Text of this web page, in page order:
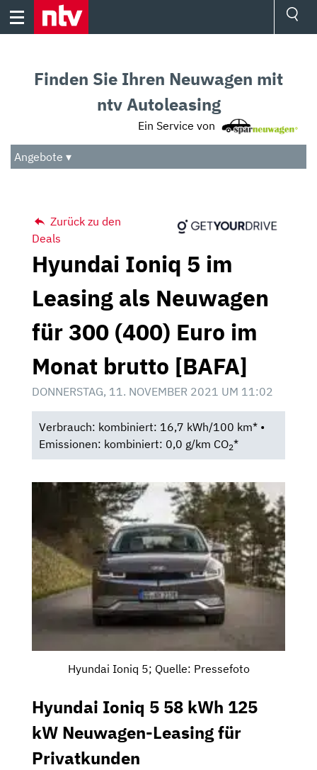
Skip
Audio
Das Beste
Finden Sie Ihren Neuwagen mit
ntv Autoleasing
Ein Service von
Angebote ▾
Zurück zu den
Deals
Hyundai Ioniq 5 im
Leasing als Neuwagen
für 300 (400) Euro im
Monat brutto [BAFA]
DONNERSTAG, 11. NOVEMBER 2021 UM 11:02
Verbrauch: kombiniert: 16,7 kWh/100 km* •
Emissionen: kombiniert: 0,0 g/km CO2*
Hyundai Ioniq 5; Quelle: Pressefoto
Hyundai Ioniq 5 58 kWh 125
kW Neuwagen-Leasing für
Privatkunden